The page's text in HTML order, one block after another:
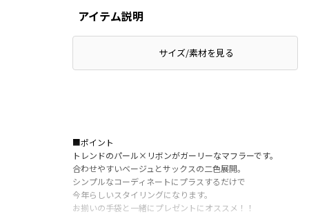
アイテム説明
サイズ/素材を見る
■ポイント
トレンドのパール×リボンがガーリーなマフラーです。
合わせやすいベージュとサックスの二色展開。
シンプルなコーディネートにプラスするだけで
今年らしいスタイリングになります。
お揃いの手袋と一緒にプレゼントにオススメ！！